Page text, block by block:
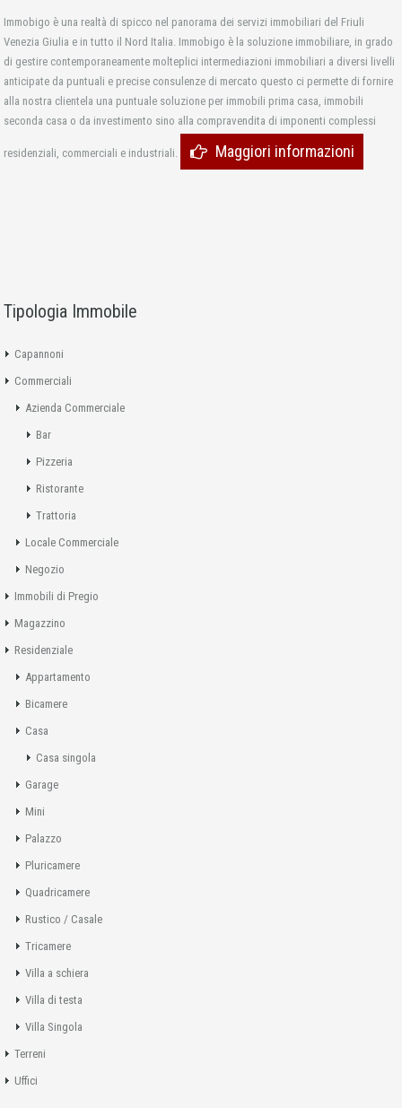
Immobigo è una realtà di spicco nel panorama dei servizi immobiliari del Friuli
Venezia Giulia e in tutto il Nord Italia. Immobigo è la soluzione immobiliare, in grado
di gestire contemporaneamente molteplici intermediazioni immobiliari a diversi livelli
anticipate da puntuali e precise consulenze di mercato questo ci permette di fornire
alla nostra clientela una puntuale soluzione per immobili prima casa, immobili
seconda casa o da investimento sino alla compravendita di imponenti complessi
residenziali, commerciali e industriali. Maggiori informazioni
Tipologia Immobile
Capannoni
Commerciali
Azienda Commerciale
Bar
Pizzeria
Ristorante
Trattoria
Locale Commerciale
Negozio
Immobili di Pregio
Magazzino
Residenziale
Appartamento
Bicamere
Casa
Casa singola
Garage
Mini
Palazzo
Pluricamere
Quadricamere
Rustico / Casale
Tricamere
Villa a schiera
Villa di testa
Villa Singola
Terreni
Uffici